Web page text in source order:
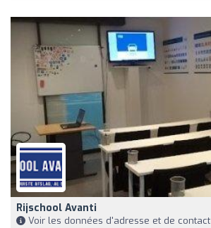
Rijschool Avanti
Voir les données d'adresse et de contact